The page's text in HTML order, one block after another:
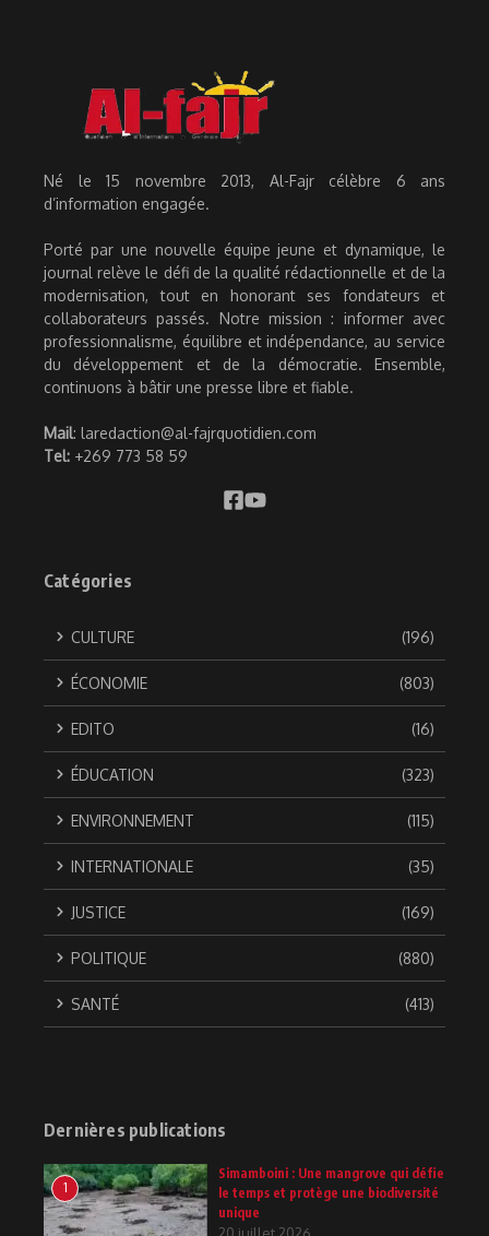
Né le 15 novembre 2013, Al-Fajr célèbre 6 ans
d’information engagée.
Porté par une nouvelle équipe jeune et dynamique, le
journal relève le défi de la qualité rédactionnelle et de la
modernisation, tout en honorant ses fondateurs et
collaborateurs passés. Notre mission : informer avec
professionnalisme, équilibre et indépendance, au service
du développement et de la démocratie. Ensemble,
continuons à bâtir une presse libre et fiable.
Mail: laredaction@al-fajrquotidien.com
Tel: +269 773 58 59
Catégories
CULTURE (196)
ÉCONOMIE (803)
EDITO (16)
ÉDUCATION (323)
ENVIRONNEMENT (115)
INTERNATIONALE (35)
JUSTICE (169)
POLITIQUE (880)
SANTÉ (413)
Dernières publications
1
Simamboini : Une mangrove qui défie
le temps et protège une biodiversité
unique
20 juillet 2026